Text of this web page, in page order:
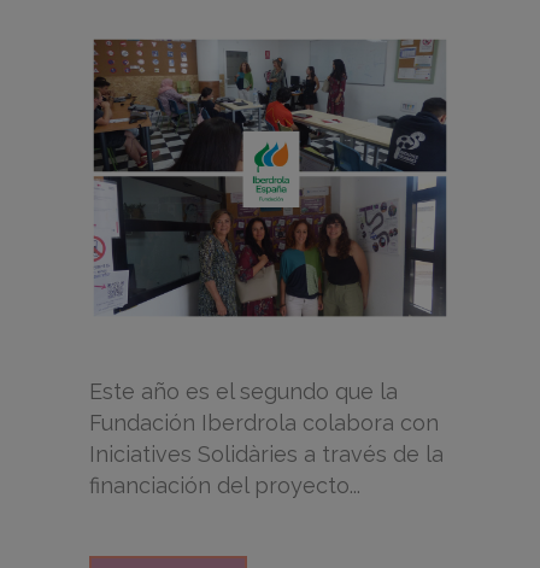
Este año es el segundo que la
Fundación Iberdrola colabora con
Iniciatives Solidàries a través de la
financiación del proyecto...